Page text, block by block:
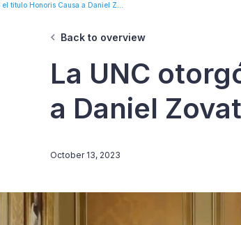
título Honoris Causa a Daniel Z...
Back to overview
La UNC
a Daniel
October 13, 2023